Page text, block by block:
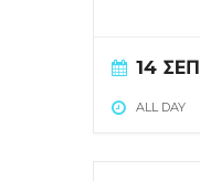
14 ΣΕΠ
ALL DAY